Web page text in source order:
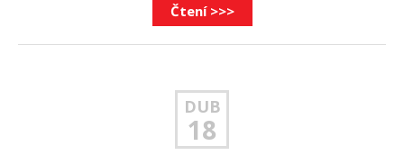
Čtení >>>
DUB
18